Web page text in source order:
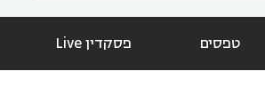
טפסים פסקדין Live